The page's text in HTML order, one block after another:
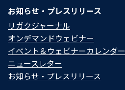
お知らせ・プレスリリース
リガクジャーナル
オンデマンドウェビナー
イベント＆ウェビナーカレンダー
ニュースレター
お知らせ・プレスリリース